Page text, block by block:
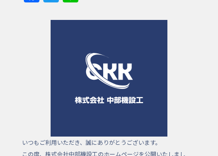
itte
いつもご利用いただき、誠にありがとうございます。
この度、株式会社中部機設工のホームページを公開いたしまし